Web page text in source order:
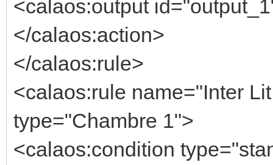
<calaos:output
</calaos:action>
</calaos:rule>
<calaos:rule name="Inter
type="Chambre 1">
<calaos:condition